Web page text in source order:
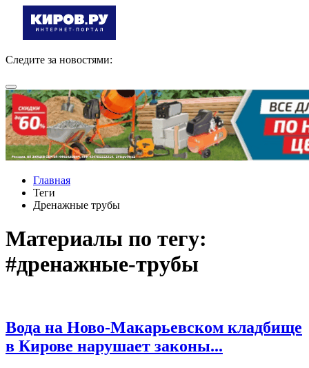
Следите за новостями:
Главная
Теги
Дренажные трубы
Материалы по тегу:
#дренажные-трубы
Вода на Ново-Макарьевском кладбище
в Кирове нарушает законы...